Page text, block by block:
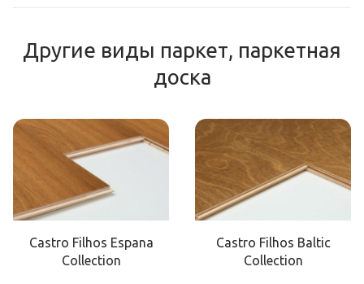
Другие виды паркет, паркетная
доска
Castro Filhos Espana
Collection
Castro Filhos Baltic
Collection